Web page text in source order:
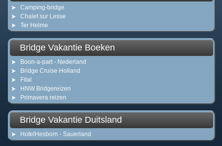
Camping-bridge
Chalet sur Lesse
Ter Helme
Bridge Vakantie Boeken
Boon-a-part - Nederland
Bridge Cruise Holland
Fital
HNW Bridgereizen
Primavera reizen
Bridge Vakantie Duitsland
HotelHesborn - Sauerland